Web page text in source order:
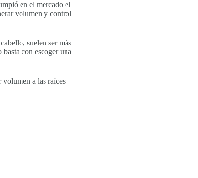
en el mercado el
volumen y control
suelen ser más
con escoger una
a las raíces